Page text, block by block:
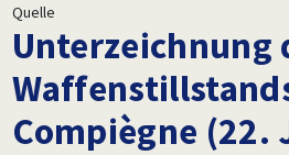
Quelle
Unterzeichnung
Compiègne (22.